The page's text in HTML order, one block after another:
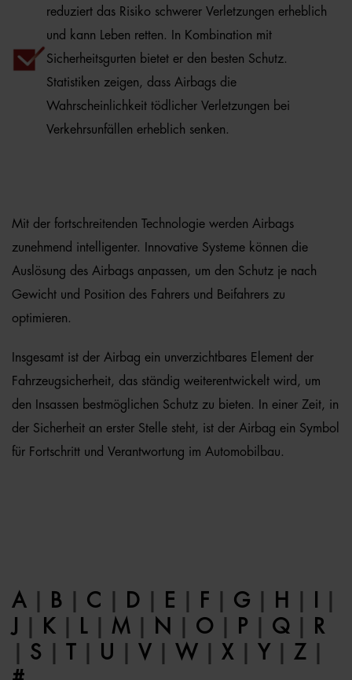
reduziert das Risiko schwerer Verletzungen erheblich
und kann Leben retten. In Kombination mit
Sicherheitsgurten bietet er den besten Schutz.
Statistiken zeigen, dass Airbags die
Wahrscheinlichkeit tödlicher Verletzungen bei
Verkehrsunfällen erheblich senken.
Mit der fortschreitenden Technologie werden Airbags
zunehmend intelligenter. Innovative Systeme können die
Auslösung des Airbags anpassen, um den Schutz je nach
Gewicht und Position des Fahrers und Beifahrers zu
optimieren.
Insgesamt ist der Airbag ein unverzichtbares Element der
Fahrzeugsicherheit, das ständig weiterentwickelt wird, um
den Insassen bestmöglichen Schutz zu bieten. In einer Zeit, in
der Sicherheit an erster Stelle steht, ist der Airbag ein Symbol
für Fortschritt und Verantwortung im Automobilbau.
A| B C D E F G H
J
K L| M| N O| P Q|
R
S U V W X Y Z|